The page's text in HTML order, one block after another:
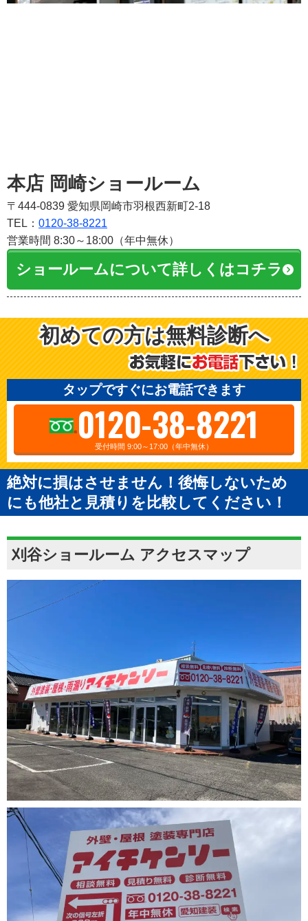
本店 岡崎ショールーム
〒444-0839 愛知県岡崎市羽根西新町2-18
TEL： 0120-38-8221
営業時間 8:30～18:00（年中無休）
ショールームについて詳しくはコチラ
初めての方は無料診断へ
タップですぐにお電話できます
0120-38-8221
受付時間 9:00～17:00（年中無休）
絶対に損はさせません！後悔しないため
にも他社と見積りを比較してください！
刈谷ショールーム アクセスマップ